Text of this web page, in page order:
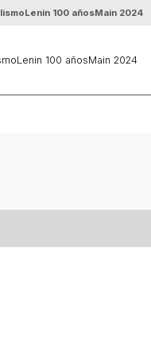
Lenin 100 añosMain 2024
Lenin 100 añosMain 2024